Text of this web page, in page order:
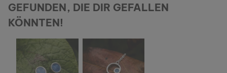
GEFUNDEN, DIE DIR GEFALLEN
KÖNNTEN!